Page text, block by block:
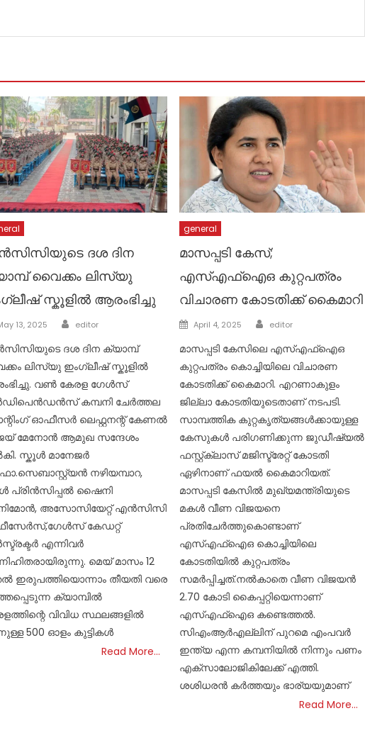
ദശ ദിന
വൈക്കം ലിസ്യു
സ്കൂളിൽ ആരംഭിച്ചു
13, 2025 Author
editor
ദശ ദിന ക്യാമ്പ്
ലിസ്യു ഇംഗ്ലീഷ് സ്കൂളിൽ
വൺ കേരള ഗേൾസ്
കമ്പനി ചേർത്തല
ഓഫീസർ ലെഫ്റ്റനന്റ് കേണൽ
മേനോൻ ആമുഖ സന്ദേശം
സ്കൂൾ മാനേജർ
നഴിയമ്പാറ,
പ്രിൻസിപ്പൽ ഷൈനി
അസോസിയേറ്റ് എൻസിസി
കേഡറ്റ്
എന്നിവർ
മെയ് മാസം 12
ഇരുപത്തിയൊന്നാം തീയതി വരെ
ക്യാമ്പിൽ
വിവിധ സ്ഥലങ്ങളിൽ
500 ഓളം കുട്ടികൾ
Read More…
general
മാസപ്പടി കേസ്;
എസ്എഫ്ഐഒ കുറ്റപത്രം
വിചാരണ കോടതിക്ക് കൈമാറി
Posted
April 4, 2025 Author
editor
മാസപ്പടി കേസിലെ എസ്എഫ്ഐഒ
കുറ്റപത്രം കൊച്ചിയിലെ വിചാരണ
കോടതിക്ക് കൈമാറി. എറണാകുളം
ജില്ലാ കോടതിയുടെതാണ് നടപടി.
സാമ്പത്തിക കുറ്റകൃത്യങ്ങള്‍ക്കായുള്ള
കേസുകള്‍ പരിഗണിക്കുന്ന ജുഡീഷ്യൽ
ഫസ്റ്റ്ക്ലാസ് മജിസ്ട്രേറ്റ് കോടതി
ഏഴിനാണ് ഫയൽ കൈമാറിയത്.
മാസപ്പടി കേസിൽ മുഖ്യമന്ത്രിയുടെ
മകള്‍ വീണ വിജയനെ
പ്രതിചേർത്തുകൊണ്ടാണ്
എസ്എഫ്ഐഒ കൊച്ചിയിലെ
കോടതിയിൽ കുറ്റപത്രം
സമർപ്പിച്ചത്.നൽകാതെ വീണ വിജയൻ
2.70 കോടി കൈപ്പറ്റിയെന്നാണ്
എസ്എഫ്ഐഒ കണ്ടെത്തൽ.
സിഎംആർഎല്ലിന് പുറമെ എംപവർ
ഇന്ത്യ എന്ന കമ്പനിയിൽ നിന്നും പണം
എക്സാലോജികിലേക്ക് എത്തി.
ശശിധരൻ കർത്തയും ഭാര്യയുമാണ്
Read More…